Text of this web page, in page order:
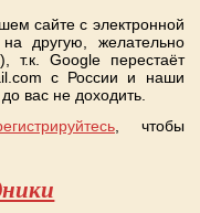
сайте с электронной
другую, желательно
т.к. Google перестаёт
с России и наши
вас не доходить.
@gmail.com на другие
, чтобы